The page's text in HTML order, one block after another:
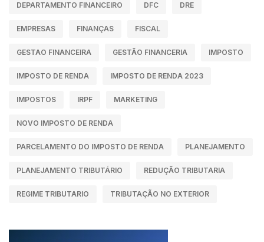
DEPARTAMENTO FINANCEIRO DFC DRE
EMPRESAS FINANÇAS FISCAL
GESTAO FINANCEIRA GESTÃO FINANCERIA IMPOSTO
IMPOSTO DE RENDA IMPOSTO DE RENDA 2023
IMPOSTOS IRPF MARKETING
NOVO IMPOSTO DE RENDA
PARCELAMENTO DO IMPOSTO DE RENDA PLANEJAMENTO
PLANEJAMENTO TRIBUTÁRIO REDUÇÃO TRIBUTARIA
REGIME TRIBUTARIO TRIBUTAÇÃO NO EXTERIOR